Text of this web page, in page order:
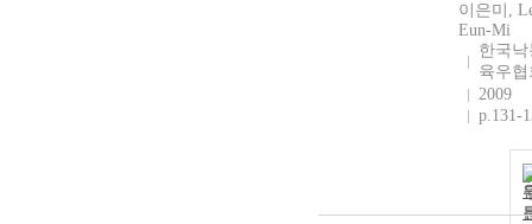
이은미,
Eun-Mi
한국낙
육우협
2009
p.131-